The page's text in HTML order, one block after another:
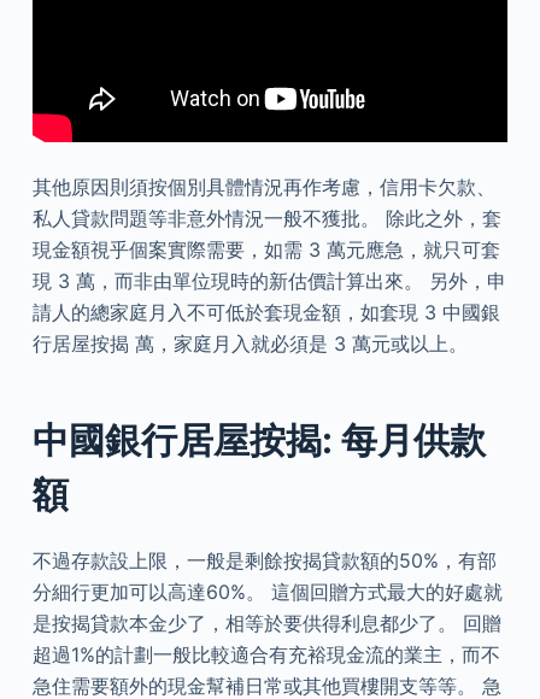
其他原因則須按個別具體情況再作考慮，信用卡欠款、
私人貸款問題等非意外情況一般不獲批。 除此之外，套
現金額視乎個案實際需要，如需 3 萬元應急，就只可套
現 3 萬，而非由單位現時的新估價計算出來。 另外，申
請人的總家庭月入不可低於套現金額，如套現 3 中國銀
行居屋按揭 萬，家庭月入就必須是 3 萬元或以上。
中國銀行居屋按揭: 每月供款
額
不過存款設上限，一般是剩餘按揭貸款額的50%，有部
分細行更加可以高達60%。 這個回贈方式最大的好處就
是按揭貸款本金少了，相等於要供得利息都少了。 回贈
超過1%的計劃一般比較適合有充裕現金流的業主，而不
急住需要額外的現金幫補日常或其他買樓開支等等。 急